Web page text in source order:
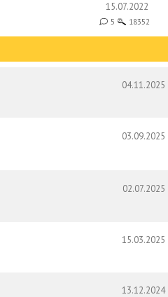
15.07.2022
5 18352
04.11.2025
03.09.2025
02.07.2025
15.03.2025
13.12.2024